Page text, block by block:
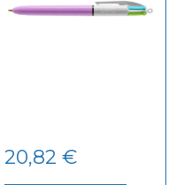
20,82 €